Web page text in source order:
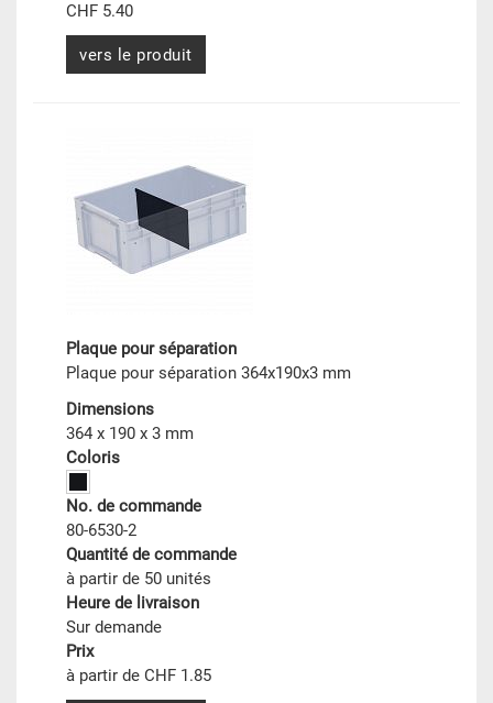
CHF 5.40
vers le produit
Plaque pour séparation
Plaque pour séparation 364x190x3 mm
Dimensions
364 x 190 x 3 mm
Coloris
No. de commande
80-6530-2
Quantité de commande
à partir de 50 unités
Heure de livraison
Sur demande
Prix
à partir de CHF 1.85